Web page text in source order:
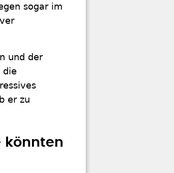
sogar im
und der
die
er zu
könnten